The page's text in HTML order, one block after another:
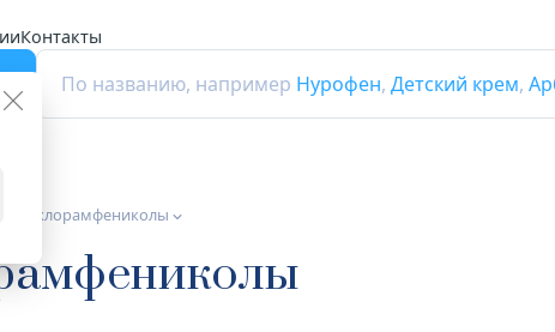
Контакты
По названию, например Нурофен, Детский крем,
хлорамфениколы